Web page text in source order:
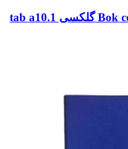
کیف تبلت کلاسوری مدل Bok cover گلکسی tab a10.1